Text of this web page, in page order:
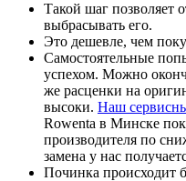
Такой шаг позволяет
выбрасывать его.
Это дешевле, чем
Самостоятельные
успехом. Можно
же расценки на
высоки. Наш
Rowenta в Минске
производителя по
замена у нас
Починка происходит